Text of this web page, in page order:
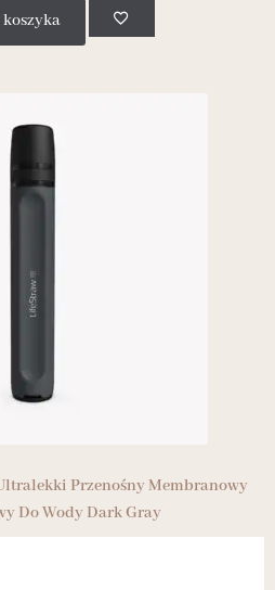
Przenośny Membranowy
Do Wody Dark Gray